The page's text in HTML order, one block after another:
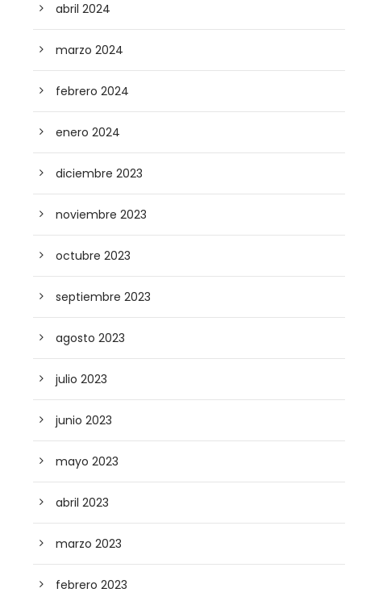
abril 2024
marzo 2024
febrero 2024
enero 2024
diciembre 2023
noviembre 2023
octubre 2023
septiembre 2023
agosto 2023
julio 2023
junio 2023
mayo 2023
abril 2023
marzo 2023
febrero 2023